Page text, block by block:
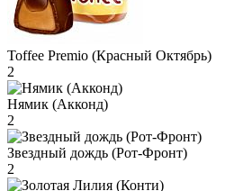
Toffee Premio (Красный Октябрь)
2
Нямик (Акконд)
2
Звездный дождь (Рот-Фронт)
2